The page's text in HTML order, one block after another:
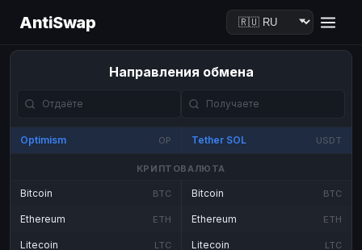
AntiSwap
Направления обмена
Optimism OP Tether SOL USDT
КРИПТОВАЛЮТА
Bitcoin BTC
Ethereum ETH
Litecoin LTC
Bitcoin BTC
Ethereum ETH
Litecoin LTC